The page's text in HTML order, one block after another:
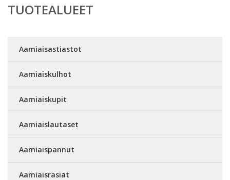
TUOTEALUEET
Aamiaisastiastot
Aamiaiskulhot
Aamiaiskupit
Aamiaislautaset
Aamiaispannut
Aamiaisrasiat